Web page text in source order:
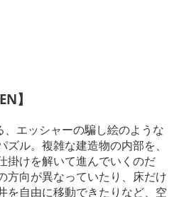
】
、エッシャーの騙し絵のような
ル。複雑な建造物の内部を、
掛けを解いて進んでいくのだ
方向が異なっていたり、床だけ
を自由に移動できたりなど、空